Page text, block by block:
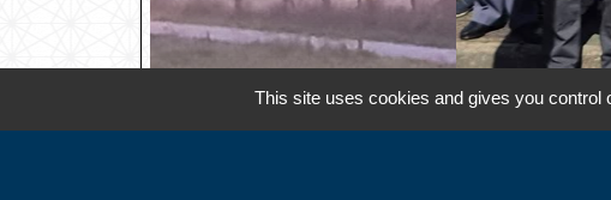
This site uses cookies and gives you control